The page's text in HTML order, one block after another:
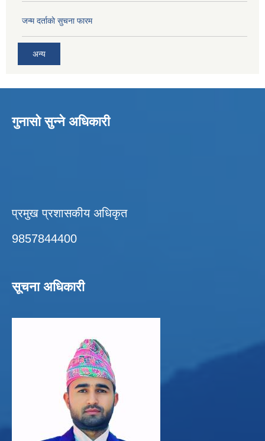
जन्म दर्ताकाे सुचना फारम
अन्य
गुनासो सुन्ने अधिकारी
प्रमुख प्रशासकीय अधिकृत
9857844400
सूचना अधिकारी